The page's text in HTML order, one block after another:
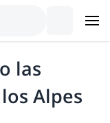
las
Alpes